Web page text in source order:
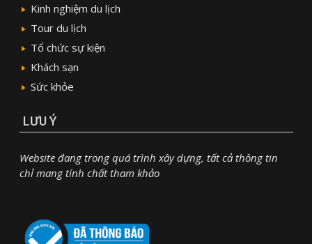
Kinh nghiệm du lịch
Tour du lịch
Tổ chức sự kiện
Khách sạn
Sức khỏe
LƯU Ý
Website đang trong quá trình xây dựng, tất cả thông tin
chỉ mang tính chất tham khảo